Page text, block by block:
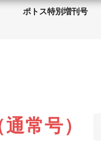
ポトス特別増刊号
常号）